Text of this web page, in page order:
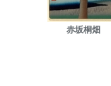
赤坂桐畑